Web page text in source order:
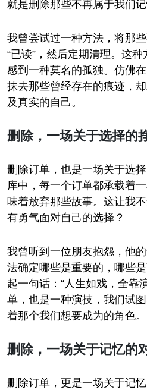
就是删除那些不再属于我们记
我曾尝试过一种方法，将那
“已读”，然后定期清理。这
感到一种莫名的孤独。仿佛
抹去那些曾经存在的痕迹，
及真实的自己。
删除，一场关于选择的
删除订单，也是一场关于选
库中，每一个订单都承载着
味着放弃那些故事。这让我
有勇气面对自己的选择？
我曾听到一位朋友抱怨，他
法确定哪些是重要的，哪些
起一句话：“人生如戏，全靠
单，也是一种演技，我们试
着那个我们想要成为的角色。
删除，一场关于记忆的
删除订单，更是一场关于记